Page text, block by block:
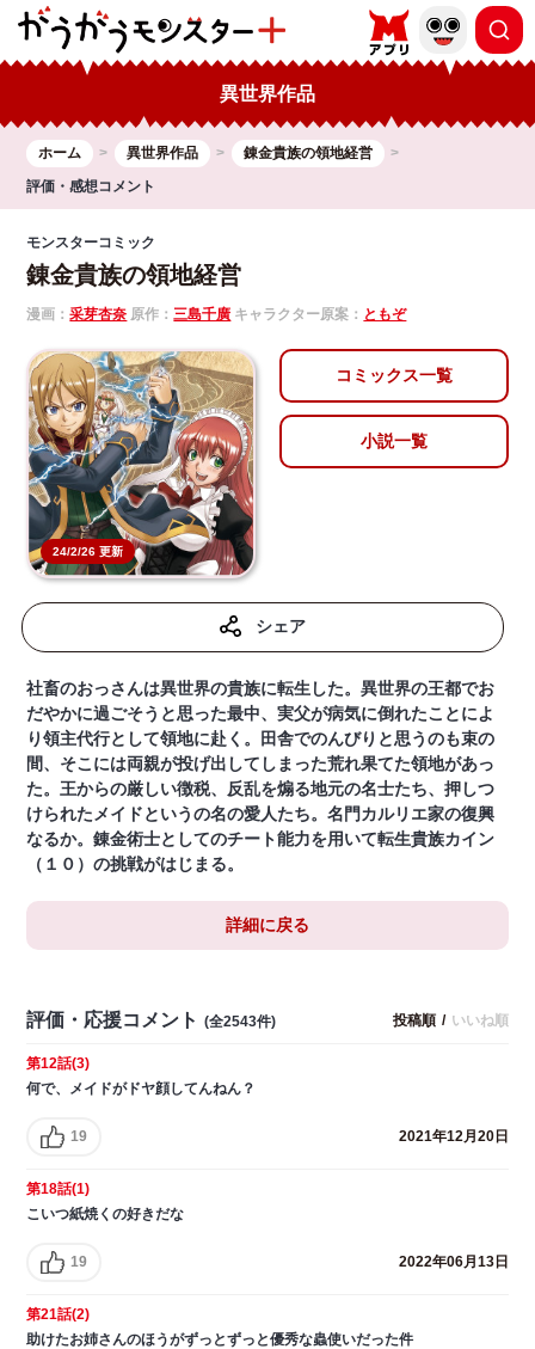
異世界作品
ホーム 異世界作品
錬金貴族の領地経営
評価・感想コメント
モンスターコミック
錬金貴族の領地経営
漫画：采芽杏奈 原作：三島千廣 キャラクター原案： ともぞ
24/2/26 更新
コミックス一覧
小説一覧
シェア
社畜のおっさんは異世界の貴族に転生した。異世界の王都でお
だやかに過ごそうと思った最中、実父が病気に倒れたことによ
り領主代行として領地に赴く。田舎でのんびりと思うのも束の
間、そこには両親が投げ出してしまった荒れ果てた領地があっ
た。王からの厳しい徴税、反乱を煽る地元の名士たち、押しつ
けられたメイドというの名の愛人たち。名門カルリエ家の復興
なるか。錬金術士としてのチート能力を用いて転生貴族カイン
（１０）の挑戦がはじまる。
詳細に戻る
評価・応援コメント (全2543件) 投稿順 / いいね順
第12話(3)
何で、メイドがドヤ顔してんねん？
19 2021年12月20日
第18話(1)
こいつ紙焼くの好きだな
19 2022年06月13日
第21話(2)
助けたお姉さんのほうがずっとずっと優秀な蟲使いだった件